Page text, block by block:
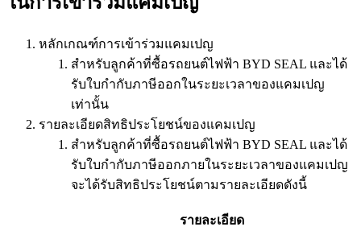
หลักเกณฑ์การเข้าร่วมแคมเปญ
สำหรับลูกค้าที่ซื้อรถยนต์ไฟฟ้า BYD SEAL และได้
รับใบกำกับภาษีออกในระยะเวลาของแคมเปญ
เท่านั้น
รายละเอียดสิทธิประโยชน์ของแคมเปญ
สำหรับลูกค้าที่ซื้อรถยนต์ไฟฟ้า BYD SEAL และได้
รับใบกำกับภาษีออกภายในระยะเวลาของแคมเปญ
จะได้รับสิทธิประโยชน์ตามรายละเอียดดังนี้
รายละเอียด